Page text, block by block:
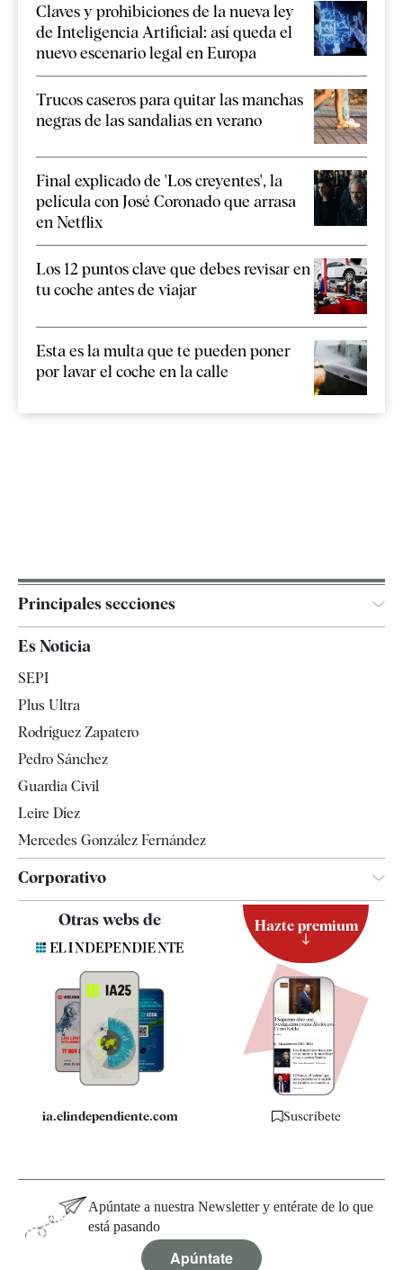
Claves y prohibiciones de la nueva ley
de Inteligencia Artificial: así queda el
nuevo escenario legal en Europa
Trucos caseros para quitar las manchas
negras de las sandalias en verano
Final explicado de 'Los creyentes', la
película con José Coronado que arrasa
en Netflix
Los 12 puntos clave que debes revisar en
tu coche antes de viajar
Esta es la multa que te pueden poner
por lavar el coche en la calle
Principales secciones
España
Televisión
Es Noticia
SEPI
Plus Ultra
Rodríguez Zapatero
Pedro Sánchez
Guardia Civil
Leire Díez
Mercedes González Fernández
Corporativo
Contacto
Quiénes somos
Especificaciones
Otras webs de
ia.elindependiente.com
Hazte premium
Suscríbete
Apúntate a nuestra Newsletter y entérate de lo que
está pasando
Apúntate